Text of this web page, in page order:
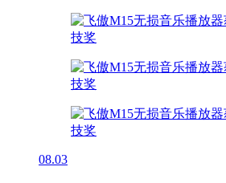
08.03